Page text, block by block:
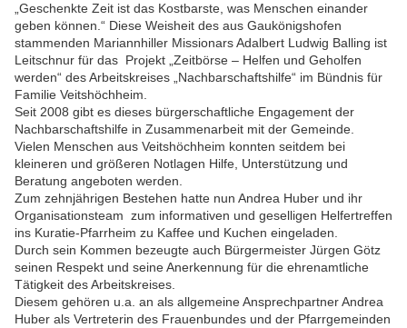
„Geschenkte Zeit ist das Kostbarste, was Menschen einander
geben können.“ Diese Weisheit des aus Gaukönigshofen
stammenden Mariannhiller Missionars Adalbert Ludwig Balling ist
Leitschnur für das Projekt „Zeitbörse – Helfen und Geholfen
werden“ des Arbeitskreises „Nachbarschaftshilfe“ im Bündnis für
Familie Veitshöchheim.
Seit 2008 gibt es dieses bürgerschaftliche Engagement der
Nachbarschaftshilfe in Zusammenarbeit mit der Gemeinde.
Vielen Menschen aus Veitshöchheim konnten seitdem bei
kleineren und größeren Notlagen Hilfe, Unterstützung und
Beratung angeboten werden.
Zum zehnjährigen Bestehen hatte nun Andrea Huber und ihr
Organisationsteam zum informativen und geselligen Helfertreffen
ins Kuratie-Pfarrheim zu Kaffee und Kuchen eingeladen.
Durch sein Kommen bezeugte auch Bürgermeister Jürgen Götz
seinen Respekt und seine Anerkennung für die ehrenamtliche
Tätigkeit des Arbeitskreises.
Diesem gehören u.a. an als allgemeine Ansprechpartner Andrea
Huber als Vertreterin des Frauenbundes und der Pfarrgemeinden